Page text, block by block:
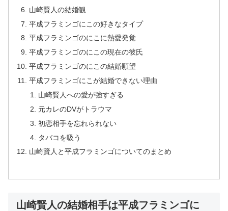
山崎賢人の結婚観
平成フラミンゴにこの好きなタイプ
平成フラミンゴのにこに熱愛発覚
平成フラミンゴのにこの現在の彼氏
平成フラミンゴのにこの結婚願望
平成フラミンゴにこが結婚できない理由
山崎賢人への愛が強すぎる
元カレのDVがトラウマ
初恋相手を忘れられない
タバコを吸う
山崎賢人と平成フラミンゴについてのまとめ
山崎賢人の結婚相手は平成フラミンゴに